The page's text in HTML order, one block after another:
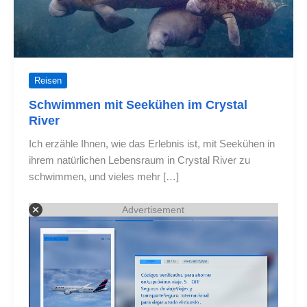
Reisen
Schwimmen mit Seekühen im Crystal
River
Ich erzähle Ihnen, wie das Erlebnis ist, mit Seekühen in
ihrem natürlichen Lebensraum in Crystal River zu
schwimmen, und vieles mehr […]
Advertisement